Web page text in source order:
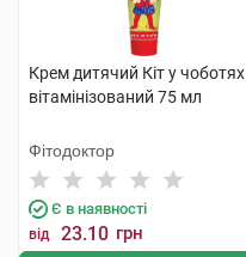
Крем дитячий Кіт у чоботях
вітамінізований 75 мл
Фітодоктор
Є в наявності
від 23.10 грн